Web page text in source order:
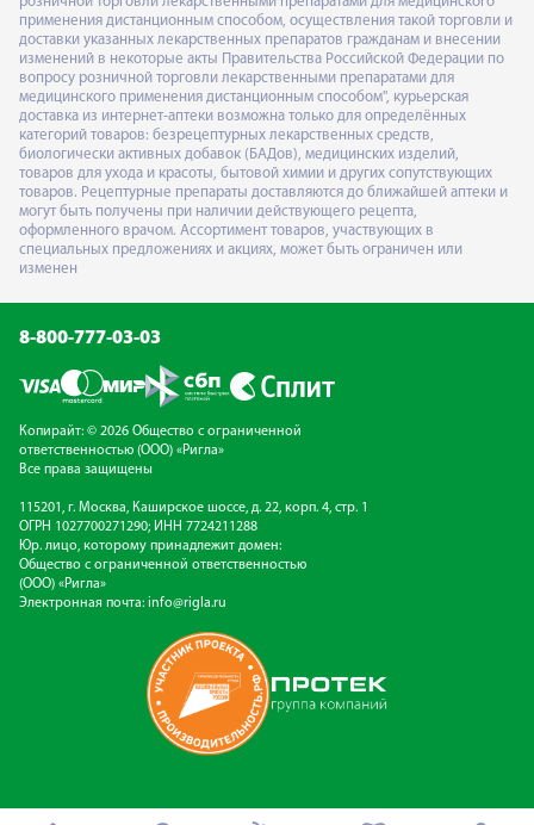
применения дистанционным способом, осуществления такой торговли и
доставки указанных лекарственных препаратов гражданам и внесении
изменений в некоторые акты Правительства Российской Федерации по
вопросу розничной торговли лекарственными препаратами для
медицинского применения дистанционным способом", курьерская
доставка из интернет-аптеки возможна только для определённых
категорий товаров: безрецептурных лекарственных средств,
биологически активных добавок (БАДов), медицинских изделий,
товаров для ухода и красоты, бытовой химии и других сопутствующих
товаров. Рецептурные препараты доставляются до ближайшей аптеки и
могут быть получены при наличии действующего рецепта,
оформленного врачом. Ассортимент товаров, участвующих в
специальных предложениях и акциях, может быть ограничен или
изменен
8-800-777-03-03
Копирайт: © 2026 Общество с ограниченной
ответственностью (ООО) «Ригла»
Все права защищены
115201, г. Москва, Каширское шоссе, д. 22, корп. 4, стр. 1
ОГРН 1027700271290; ИНН 7724211288
Юр. лицо, которому принадлежит домен:
Общество с ограниченной ответственностью
(ООО) «Ригла»
Электронная почта: info@rigla.ru